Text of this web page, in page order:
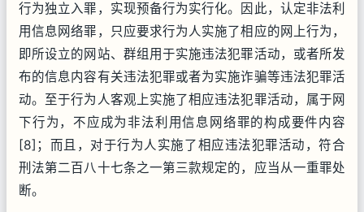
行为独立入罪，实现预备行为实行化。因此，认定非法利
用信息网络罪，只应要求行为人实施了相应的网上行为，
即所设立的网站、群组用于实施违法犯罪活动，或者所发
布的信息内容有关违法犯罪或者为实施诈骗等违法犯罪活
动。至于行为人客观上实施了相应违法犯罪活动，属于网
下行为，不应成为非法利用信息网络罪的构成要件内容
[8]；而且，对于行为人实施了相应违法犯罪活动，符合
刑法第二百八十七条之一第三款规定的，应当从一重罪处
断。